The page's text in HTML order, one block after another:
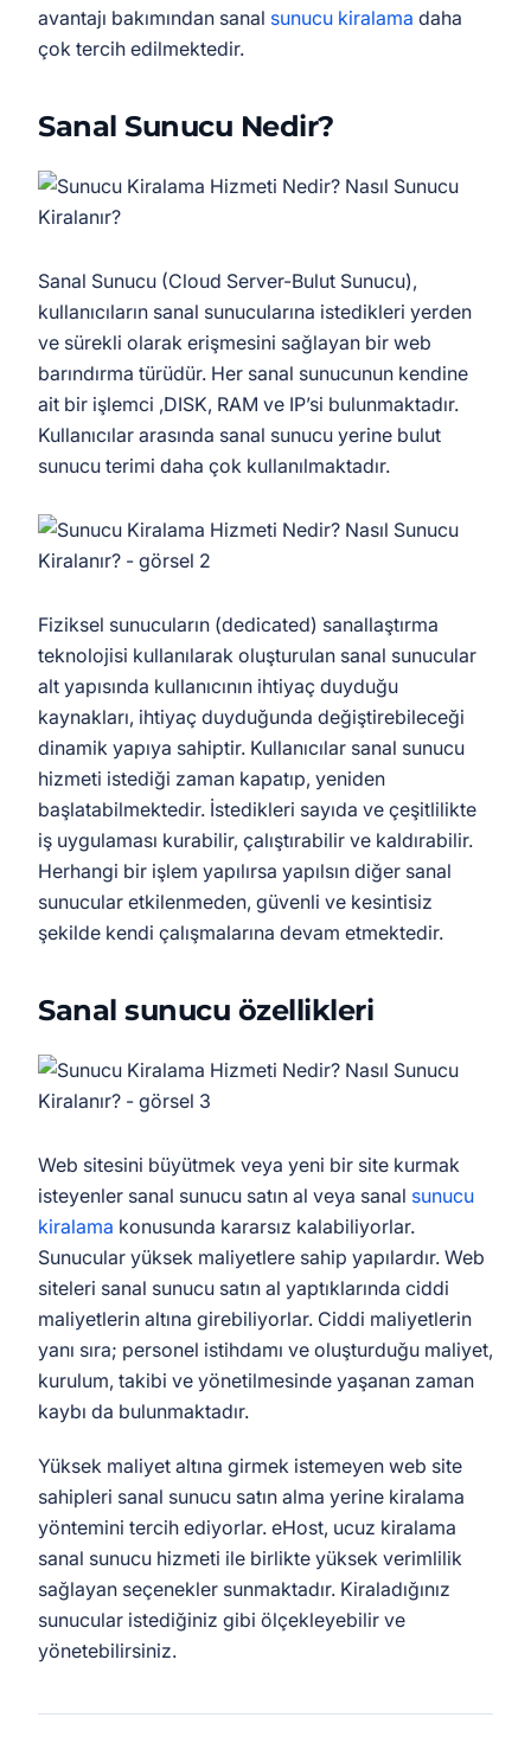
avantajı bakımından sanal sunucu kiralama daha
çok tercih edilmektedir.
Sanal Sunucu Nedir?
Sanal Sunucu (Cloud Server-Bulut Sunucu),
kullanıcıların sanal sunucularına istedikleri yerden
ve sürekli olarak erişmesini sağlayan bir web
barındırma türüdür. Her sanal sunucunun kendine
ait bir işlemci ,DISK, RAM ve IP’si bulunmaktadır.
Kullanıcılar arasında sanal sunucu yerine bulut
sunucu terimi daha çok kullanılmaktadır.
Fiziksel sunucuların (dedicated) sanallaştırma
teknolojisi kullanılarak oluşturulan sanal sunucular
alt yapısında kullanıcının ihtiyaç duyduğu
kaynakları, ihtiyaç duyduğunda değiştirebileceği
dinamik yapıya sahiptir. Kullanıcılar sanal sunucu
hizmeti istediği zaman kapatıp, yeniden
başlatabilmektedir. İstedikleri sayıda ve çeşitlilikte
iş uygulaması kurabilir, çalıştırabilir ve kaldırabilir.
Herhangi bir işlem yapılırsa yapılsın diğer sanal
sunucular etkilenmeden, güvenli ve kesintisiz
şekilde kendi çalışmalarına devam etmektedir.
Sanal sunucu özellikleri
Web sitesini büyütmek veya yeni bir site kurmak
isteyenler sanal sunucu satın al veya sanal sunucu
kiralama konusunda kararsız kalabiliyorlar.
Sunucular yüksek maliyetlere sahip yapılardır. Web
siteleri sanal sunucu satın al yaptıklarında ciddi
maliyetlerin altına girebiliyorlar. Ciddi maliyetlerin
yanı sıra; personel istihdamı ve oluşturduğu maliyet,
kurulum, takibi ve yönetilmesinde yaşanan zaman
kaybı da bulunmaktadır.
Yüksek maliyet altına girmek istemeyen web site
sahipleri sanal sunucu satın alma yerine kiralama
yöntemini tercih ediyorlar. eHost, ucuz kiralama
sanal sunucu hizmeti ile birlikte yüksek verimlilik
sağlayan seçenekler sunmaktadır. Kiraladığınız
sunucular istediğiniz gibi ölçekleyebilir ve
yönetebilirsiniz.